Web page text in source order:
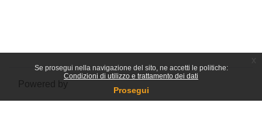
Se prosegui nella navigazione del sito, ne accetti le politiche:
Condizioni di utilizzo e trattamento dei dati
Prosegui
Passa al tema standard
Powered by